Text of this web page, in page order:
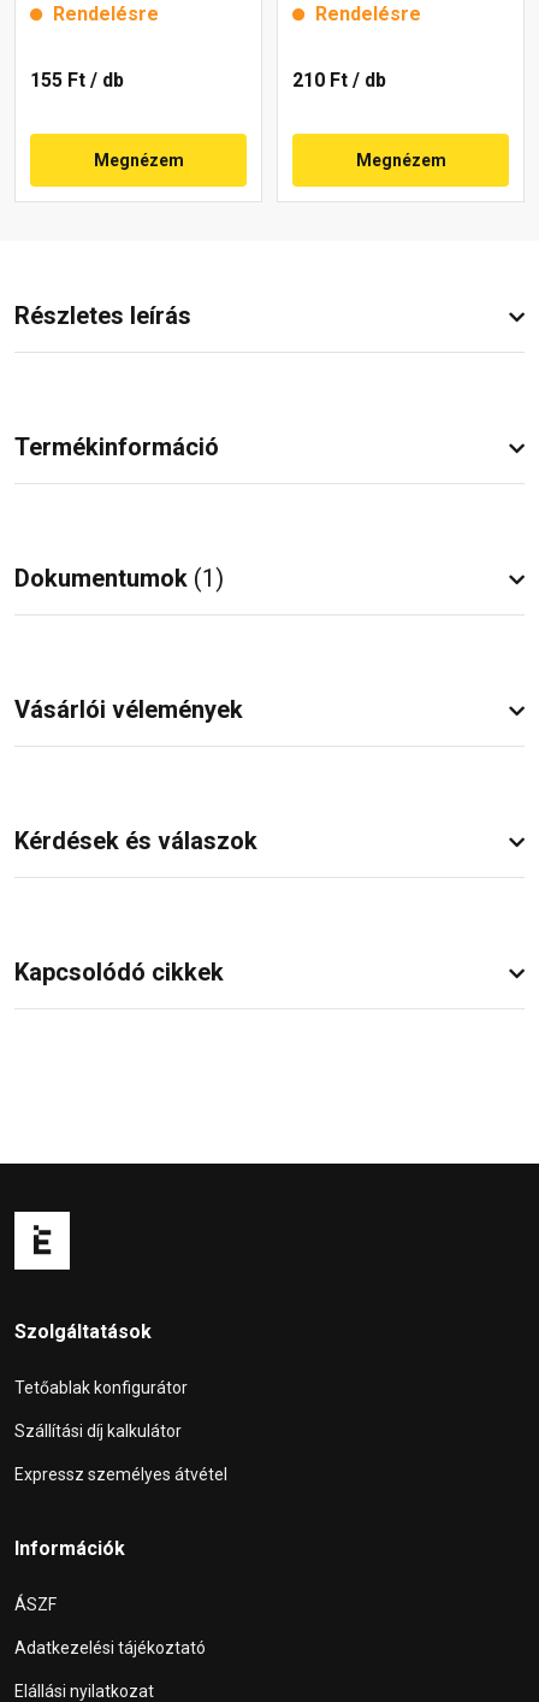
Rendelésre
155 Ft / db
Megnézem
Rendelésre
210 Ft / db
Megnézem
Részletes leírás
Termékinformáció
Dokumentumok (1)
Vásárlói vélemények
Kérdések és válaszok
Kapcsolódó cikkek
Szolgáltatások
Tetőablak konfigurátor
Szállítási díj kalkulátor
Expressz személyes átvétel
Információk
ÁSZF
Adatkezelési tájékoztató
Elállási nyilatkozat